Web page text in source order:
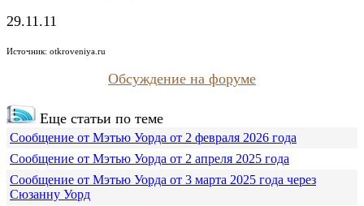
29.11.11
Источник: otkroveniya.ru
Обсуждение на форуме
Еще статьи по теме
Сообщение от Мэтью Уорда от 2 февраля 2026 года
Сообщение от Мэтью Уорда от 2 апреля 2025 года
Сообщение от Мэтью Уорда от 3 марта 2025 года через
Сюзанну Уорд